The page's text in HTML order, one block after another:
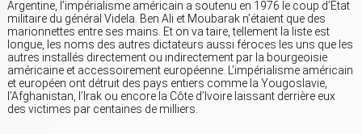
Argentine, l’impérialisme américain a soutenu en 1976 le coup d’État
militaire du général Videla. Ben Ali et Moubarak n’étaient que des
marionnettes entre ses mains. Et on va taire, tellement la liste est
longue, les noms des autres dictateurs aussi féroces les uns que les
autres installés directement ou indirectement par la bourgeoisie
américaine et accessoirement européenne. L’impérialisme américain
et européen ont détruit des pays entiers comme la Yougoslavie,
l’Afghanistan, l’Irak ou encore la Côte d’Ivoire laissant derrière eux
des victimes par centaines de milliers.